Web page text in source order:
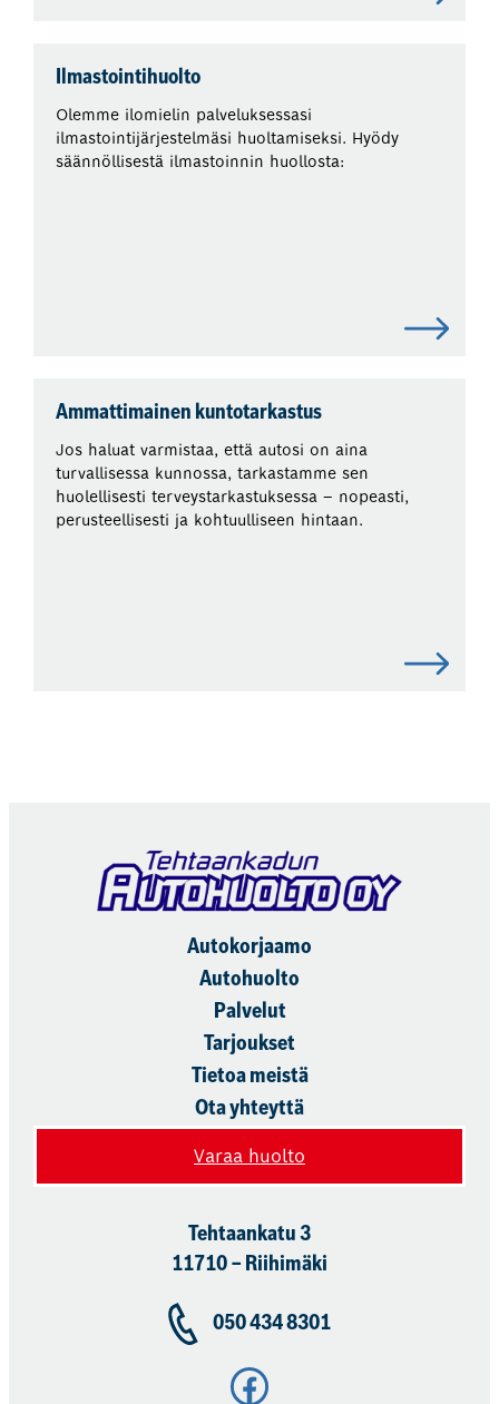
Ilmastointihuolto
Olemme ilomielin palveluksessasi
ilmastointijärjestelmäsi huoltamiseksi. Hyödy
säännöllisestä ilmastoinnin huollosta:
Ammattimainen kuntotarkastus
Jos haluat varmistaa, että autosi on aina
turvallisessa kunnossa, tarkastamme sen
huolellisesti terveystarkastuksessa – nopeasti,
perusteellisesti ja kohtuulliseen hintaan.
Autokorjaamo
Autohuolto
Palvelut
Tarjoukset
Tietoa meistä
Ota yhteyttä
Varaa huolto
Tehtaankatu 3
11710 – Riihimäki
050 434 8301
Facebook